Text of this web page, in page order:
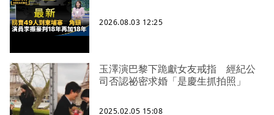
2026.08.03 12:25
玉澤演巴黎下跪獻女友戒指 經紀公
司否認祕密求婚「是慶生抓拍照」
2025.02.05 15:08